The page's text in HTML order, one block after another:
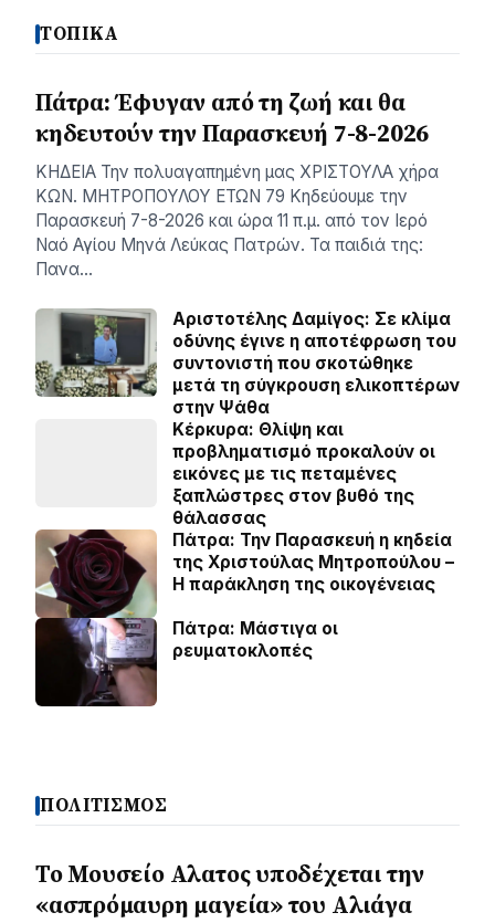
ΤΟΠΙΚΑ
Πάτρα: Έφυγαν από τη ζωή και θα
κηδευτούν την Παρασκευή 7-8-2026
ΚΗΔΕΙΑ Την πολυαγαπημένη μας ΧΡΙΣΤΟΥΛΑ χήρα
ΚΩΝ. ΜΗΤΡΟΠΟΥΛΟΥ ΕΤΩΝ 79 Κηδεύουμε την
Παρασκευή 7-8-2026 και ώρα 11 π.μ. από τον Ιερό
Ναό Αγίου Μηνά Λεύκας Πατρών. Τα παιδιά της:
Πανα…
Αριστοτέλης Δαμίγος: Σε κλίμα
οδύνης έγινε η αποτέφρωση του
συντονιστή που σκοτώθηκε
μετά τη σύγκρουση ελικοπτέρων
στην Ψάθα
Κέρκυρα: Θλίψη και
προβληματισμό προκαλούν οι
εικόνες με τις πεταμένες
ξαπλώστρες στον βυθό της
θάλασσας
Πάτρα: Την Παρασκευή η κηδεία
της Χριστούλας Μητροπούλου –
Η παράκληση της οικογένειας
Πάτρα: Μάστιγα οι
ρευµατοκλοπές
ΠΟΛΙΤΙΣΜΟΣ
Το Μουσείο Αλατος υποδέχεται την
«ασπρόμαυρη μαγεία» του Αλιάγα